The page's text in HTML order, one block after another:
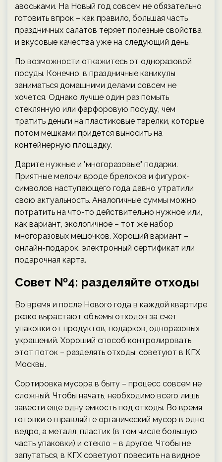
авоськами. На Новый год совсем не обязательно
готовить впрок – как правило, большая часть
праздничных салатов теряет полезные свойства
и вкусовые качества уже на следующий день.
По возможности откажитесь от одноразовой
посуды. Конечно, в праздничные каникулы
заниматься домашними делами совсем не
хочется. Однако лучше один раз помыть
стеклянную или фарфоровую посуду, чем
тратить деньги на пластиковые тарелки, которые
потом мешками придется выносить на
контейнерную площадку.
Дарите нужные и "многоразовые" подарки.
Приятные мелочи вроде брелоков и фигурок-
символов наступающего года давно утратили
свою актуальность. Аналогичные суммы можно
потратить на что-то действительно нужное или,
как вариант, экологичное – тот же набор
многоразовых мешочков. Хороший вариант –
онлайн-подарок, электронный сертификат или
подарочная карта.
Совет №4: разделяйте отходы
Во время и после Нового года в каждой квартире
резко вырастают объемы отходов за счет
упаковки от продуктов, подарков, одноразовых
украшений. Хороший способ контролировать
этот поток – разделять отходы, советуют в КГХ
Москвы.
Сортировка мусора в быту – процесс совсем не
сложный. Чтобы начать, необходимо всего лишь
завести еще одну емкость под отходы. Во время
готовки отправляйте органический мусор в одно
ведро, а металл, пластик (в том числе большую
часть упаковки) и стекло – в другое. Чтобы не
запутаться, в КГХ советуют повесить на видное